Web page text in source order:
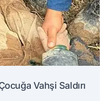
Vahşi Saldırı